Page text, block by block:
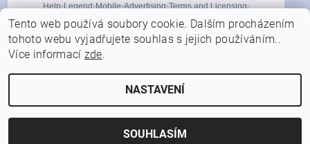
2026 © FORFISHER.CZ, všechna práva vyhrazena
Vytvořil Shoptet
Tento web používá soubory cookie. Dalším procházením
tohoto webu vyjadřujete souhlas s jejich používáním..
Více informací zde.
NASTAVENÍ
SOUHLASÍM